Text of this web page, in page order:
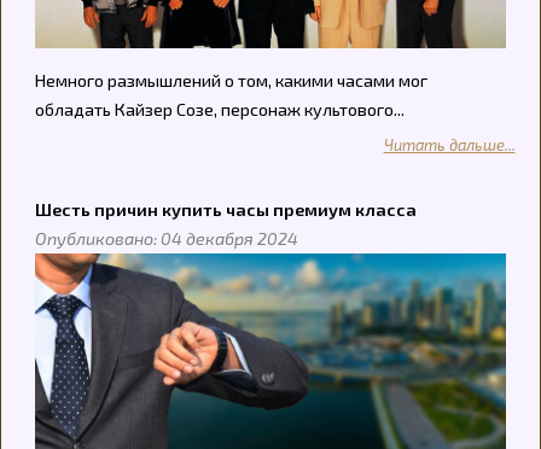
Немного размышлений о том, какими часами мог
обладать Кайзер Созе, персонаж культового...
Читать дальше...
Шесть причин купить часы премиум класса
Опубликовано: 04 декабря 2024